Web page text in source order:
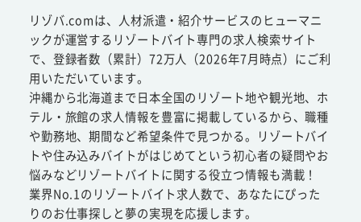
リゾバ.comは、人材派遣・紹介サービスのヒューマニ
ックが運営するリゾートバイト専門の求人検索サイト
で、登録者数（累計）72万人（2026年7月時点）にご利
用いただいています。
沖縄から北海道まで日本全国のリゾート地や観光地、ホ
テル・旅館の求人情報を豊富に掲載しているから、職種
や勤務地、期間など希望条件で見つかる。リゾートバイ
トや住み込みバイトがはじめてという初心者の疑問やお
悩みなどリゾートバイトに関する役立つ情報も満載！
業界No.1のリゾートバイト求人数で、あなたにぴった
りのお仕事探しと夢の実現を応援します。